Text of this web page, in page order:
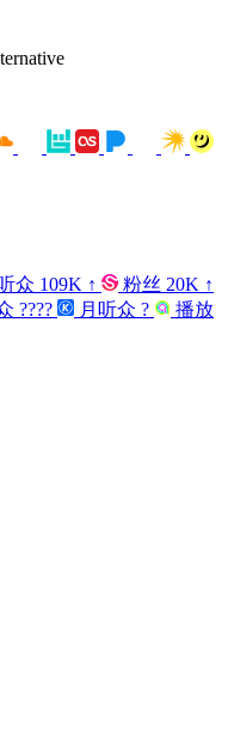
众 109K ↑ 粉丝 20K ↑
???? 月听众 ?
播放